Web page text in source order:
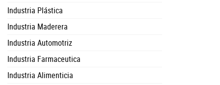
Industria Plástica
Industria Maderera
Industria Automotriz
Industria Farmaceutica
Industria Alimenticia